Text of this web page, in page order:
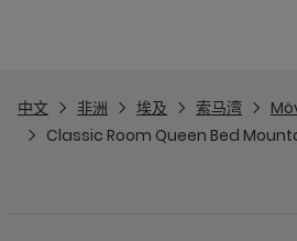
中文 非洲 埃及 索马湾
Classic Room Queen Bed